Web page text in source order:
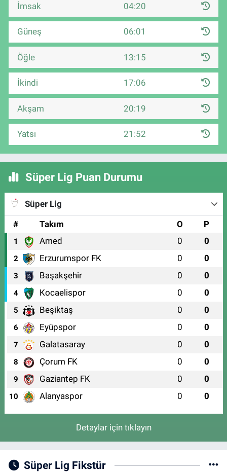
İmsak 04:20
Güneş 06:01
Öğle 13:15
İkindi 17:06
Akşam 20:19
Yatsı 21:52
Süper Lig Puan Durumu
Süper Lig
#
Takım O P
1 Amed 0 0
2 Erzurumspor FK 0 0
3 Başakşehir 0 0
4 Kocaelispor 0 0
5 Beşiktaş 0 0
6 Eyüpspor 0 0
7 Galatasaray 0 0
8 Çorum FK 0 0
9 Gaziantep FK 0 0
10 Alanyaspor 0 0
Detaylar için tıklayın
Süper Lig Fikstür